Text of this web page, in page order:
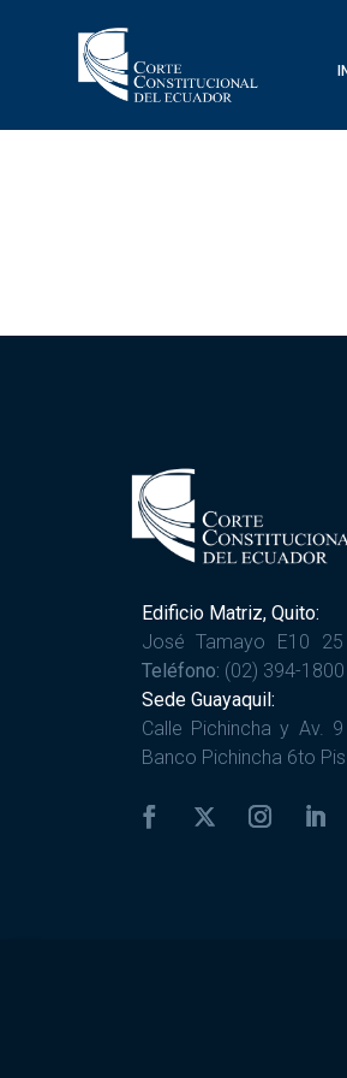
Edificio Matriz, Quito:
José Tamayo E10
Teléfono: (02) 394-1800
Sede Guayaquil:
Calle Pichincha y Av.
Banco Pichincha 6to